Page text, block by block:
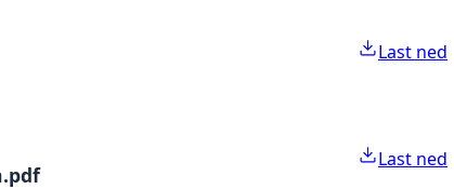
Last ned
Last ned